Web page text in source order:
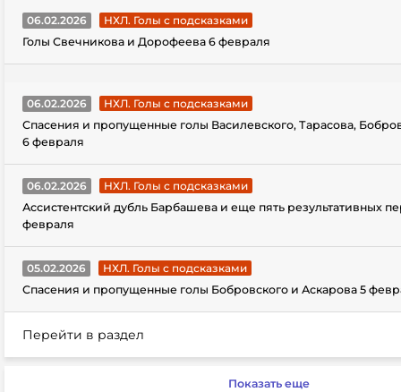
06.02.2026
НХЛ. Голы с подсказками
Голы Свечникова и Дорофеева 6 февраля
06.02.2026
НХЛ. Голы с подсказками
Спасения и пропущенные голы Василевского, Тарасова,
6 февраля
06.02.2026
НХЛ. Голы с подсказками
Ассистентский дубль Барбашева и еще пять результативных
февраля
05.02.2026
НХЛ. Голы с подсказками
Спасения и пропущенные голы Бобровского и Аскарова 5
Перейти в раздел
Показать еще